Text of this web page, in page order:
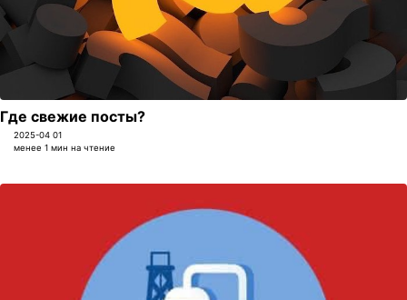
Где свежие посты?
2025-04 01
менее 1 мин на чтение